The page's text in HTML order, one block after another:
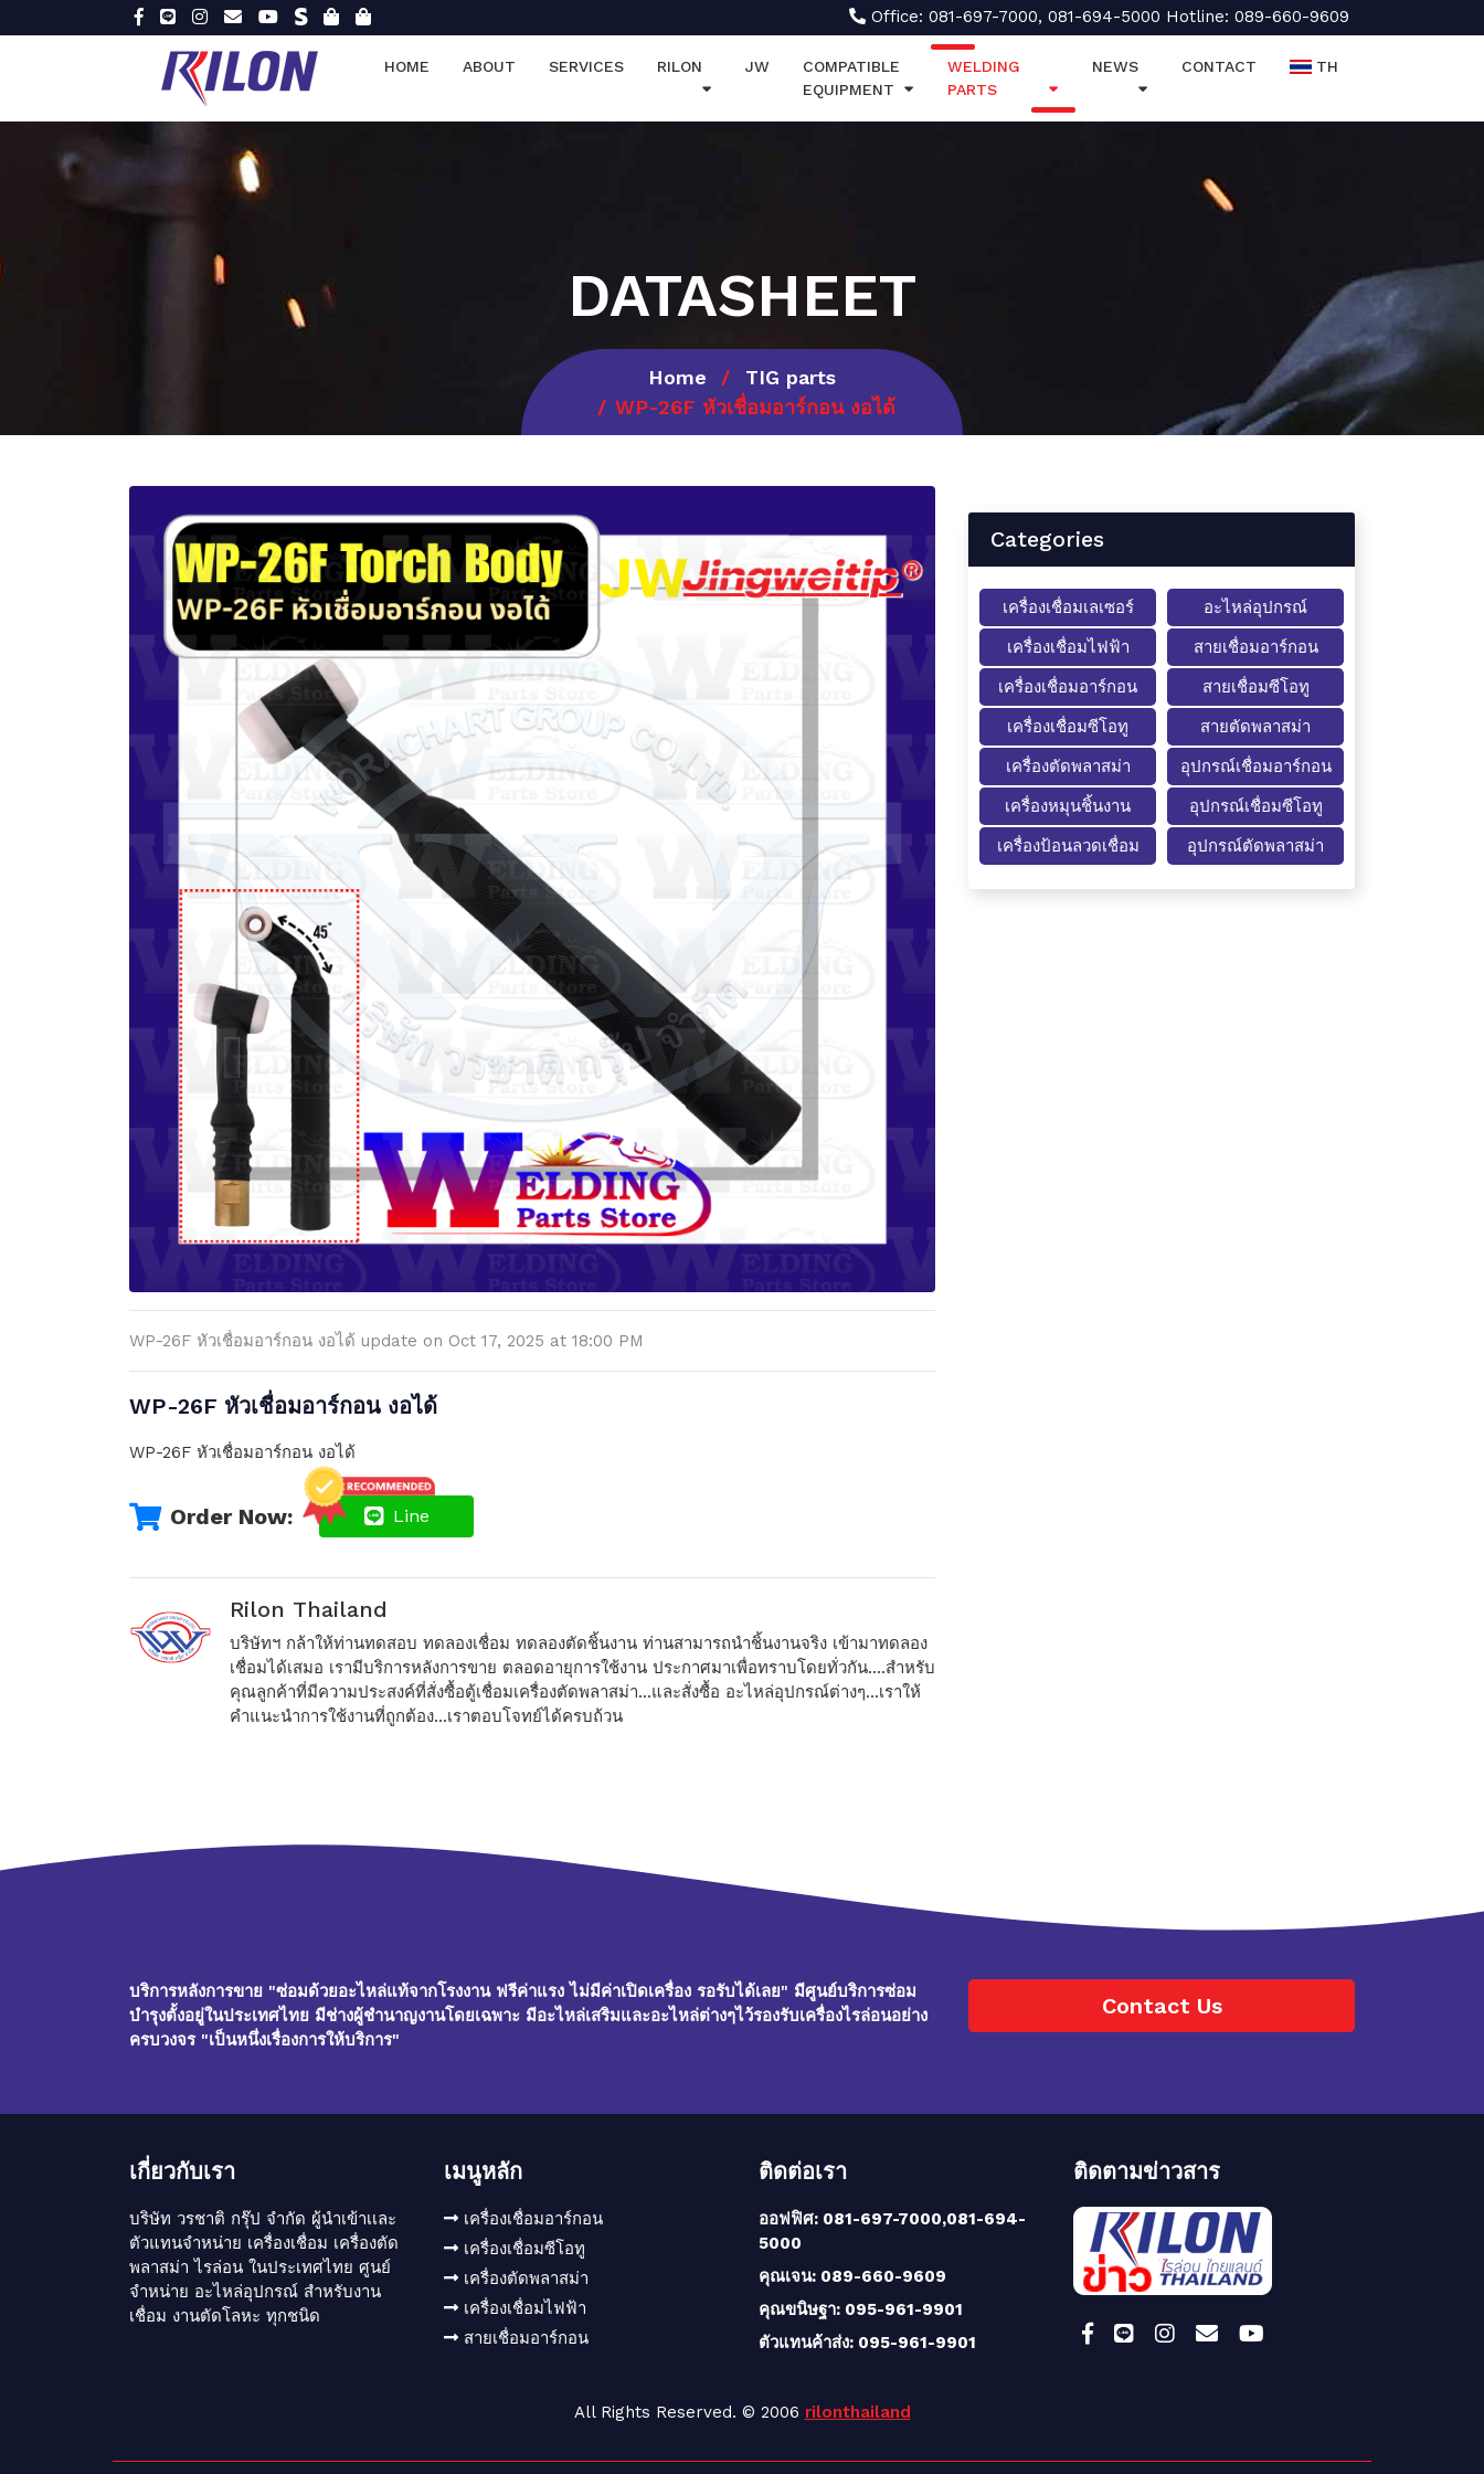
Office: 081-697-7000, 081-694-5000 Hotline: 089-660-9609
HOME ABOUT SERVICES RILON JW
COMPATIBLE
EQUIPMENT
WELDING
PARTS
NEWS CONTACT TH
DATASHEET
Home
TIG parts
WP-26F หัวเชื่อมอาร์กอน งอได้
WP-26F หัวเชื่อมอาร์กอน งอได้ update on Oct 17, 2025 at 18:00 PM
WP-26F หัวเชื่อมอาร์กอน งอได้
WP-26F หัวเชื่อมอาร์กอน งอได้
Order Now: Line
Rilon Thailand
บริษัทฯ กล้าให้ท่านทดสอบ ทดลองเชื่อม ทดลองตัดชิ้นงาน ท่านสามารถนำชิ้นงานจริง เข้ามาทดลอง
เชื่อมได้เสมอ เรามีบริการหลังการขาย ตลอดอายุการใช้งาน ประกาศมาเพื่อทราบโดยทั่วกัน....สำหรับ
คุณลูกค้าที่มีความประสงค์ที่สั่งซื้อตู้เชื่อมเครื่องตัดพลาสม่า...และสั่งซื้อ อะไหล่อุปกรณ์ต่างๆ...เราให้
คำแนะนำการใช้งานที่ถูกต้อง...เราตอบโจทย์ได้ครบถ้วน
Categories
เครื่องเชื่อมเลเซอร์
เครื่องเชื่อมไฟฟ้า
เครื่องเชื่อมอาร์กอน
เครื่องเชื่อมซีโอทู
เครื่องตัดพลาสม่า
เครื่องหมุนชิ้นงาน
เครื่องป้อนลวดเชื่อม
อะไหล่อุปกรณ์
สายเชื่อมอาร์กอน
สายเชื่อมซีโอทู
สายตัดพลาสม่า
อุปกรณ์เชื่อมอาร์กอน
อุปกรณ์เชื่อมซีโอทู
อุปกรณ์ตัดพลาสม่า
บริการหลังการขาย "ซ่อมด้วยอะไหล่แท้จากโรงงาน ฟรีค่าแรง ไม่มีค่าเปิดเครื่อง รอรับได้เลย" มีศูนย์บริการซ่อม
บำรุงตั้งอยู่ในประเทศไทย มีช่างผู้ชำนาญงานโดยเฉพาะ มีอะไหล่เสริมและอะไหล่ต่างๆไว้รองรับเครื่องไรล่อนอย่าง
ครบวงจร "เป็นหนึ่งเรื่องการให้บริการ"
Contact Us
เกี่ยวกับเรา
บริษัท วรชาติ กรุ๊ป จำกัด ผู้นำเข้าเเละ
ตัวแทนจำหน่าย เครื่องเชื่อม เครื่องตัด
พลาสม่า ไรล่อน ในประเทศไทย ศูนย์
จำหน่าย อะไหล่อุปกรณ์ สำหรับงาน
เชื่อม งานตัดโลหะ ทุกชนิด
เมนูหลัก
เครื่องเชื่อมอาร์กอน
เครื่องเชื่อมซีโอทู
เครื่องตัดพลาสม่า
เครื่องเชื่อมไฟฟ้า
สายเชื่อมอาร์กอน
ติดต่อเรา
ออฟฟิศ: 081-697-7000,081-694-
5000
คุณเจน: 089-660-9609
คุณขนิษฐา: 095-961-9901
ตัวแทนค้าส่ง: 095-961-9901
ติดตามข่าวสาร
All Rights Reserved. © 2006 rilonthailand